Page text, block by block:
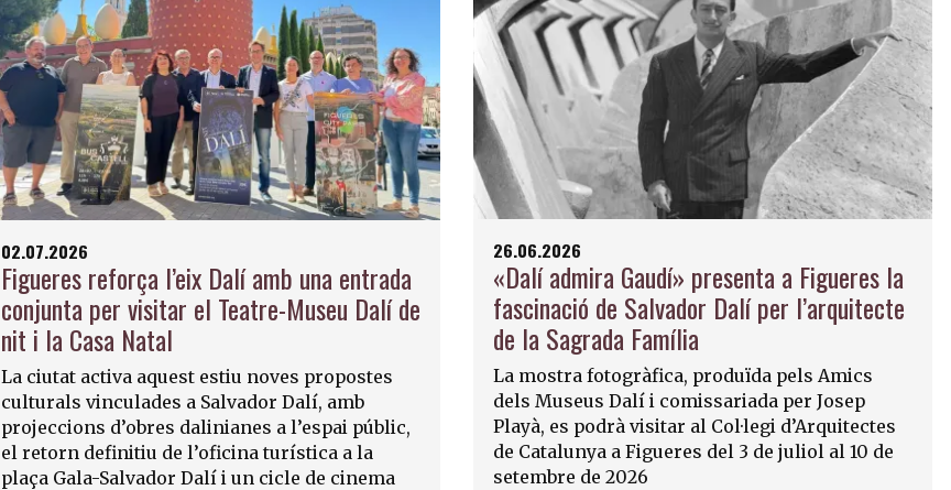
02.07.2026
Figueres reforça l’eix Dalí amb una entrada
conjunta per visitar el Teatre-Museu Dalí de
nit i la Casa Natal
La ciutat activa aquest estiu noves propostes
culturals vinculades a Salvador Dalí, amb
projeccions d’obres dalinianes a l’espai públic,
el retorn definitiu de l’oficina turística a la
plaça Gala-Salvador Dalí i un cicle de cinema
26.06.2026
«Dalí admira Gaudí» presenta a Figueres la
fascinació de Salvador Dalí per l’arquitecte
de la Sagrada Família
La mostra fotogràfica, produïda pels Amics
dels Museus Dalí i comissariada per Josep
Playà, es podrà visitar al Col·legi d’Arquitectes
de Catalunya a Figueres del 3 de juliol al 10 de
setembre de 2026